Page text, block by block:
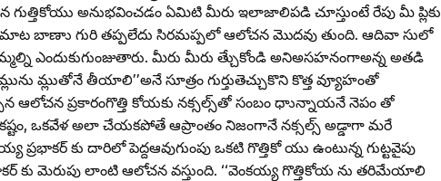
అనుభవించడం ఏమిటి మీరు ఇలాజాలిపడి చూస్తుంటే రేపు మీ ప్లికు
బాణాు గురి తప్పలేదు సిరమప్పలో ఆలోచన మొదవు తుంది. ఆదివా సులో
ఎందుకుగుంజుతారు. మీరు మీరు త్చేుకోండి అనిఅసహనంగాఅన్న అతడి
మ్లుతోనే తీయాలి’’అనే సూత్రం గుర్తుతెచ్చుకొని కొత్త వ్యూహంతో
ఆలోచన ప్రకారంగొత్తి కోయకు నక్సల్స్‌తో సంబం ధాున్నాయనే నెపం తో
ఒకవేళ అలా చేయకపోతే ఆప్రాంతం నిజంగానే నక్సల్స్‌ అడ్డాగా మరే
కు దారిలో పెద్దఆవుగుంపు ఒకటి గొత్తికో యు ఉంటున్న గుట్టవైపు
కు మెరుపు లాంటి ఆలోచన వస్తుంది. ‘‘వెంకయ్య గొత్తికోయ ను తరిమేయాలి